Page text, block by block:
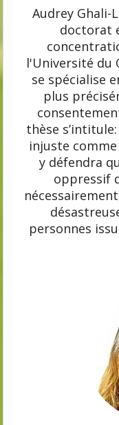
Audrey Ghali-
doctorat
l'Université du
se spécialise
plus
thèse
injuste
y défendra
oppressif
personnes